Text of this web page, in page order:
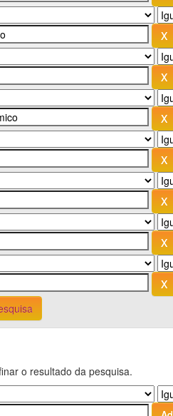
o resultado da pesquisa.